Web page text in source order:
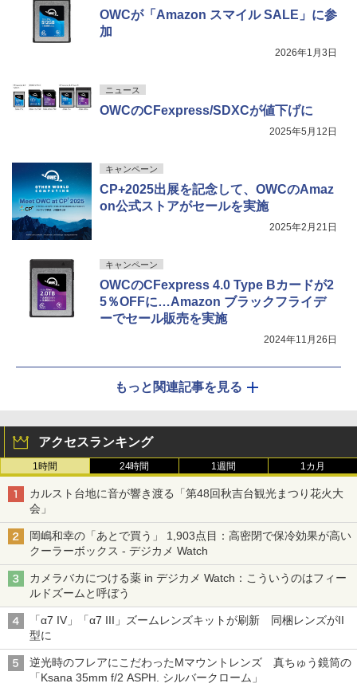
OWCが「Amazon スマイル SALE」に参
加
2026年1月3日
ニュース
OWCのCFexpress/SDXCが値下げに
2025年5月12日
キャンペーン
CP+2025出展を記念して、OWCのAmaz
on公式ストアがセールを実施
2025年2月21日
キャンペーン
OWCのCFexpress 4.0 Type Bカードが2
5％OFFに…Amazon ブラックフライデ
ーでセール販売を実施
2024年11月26日
もっと関連記事を見る
アクセスランキング
1時間 24時間 1週間 1カ月
カルスト台地に音が響き渡る「第48回秋吉台観光まつり花火大
会」
岡嶋和幸の「あとで買う」 1,903点目：高密閉で保冷効果が高い
クーラーボックス - デジカメ Watch
カメラバカにつける薬 in デジカメ Watch：こういうのはフィー
ルドズームと呼ぼう
「α7 IV」「α7 III」ズームレンズキットが刷新 同梱レンズがII
型に
逆光時のフレアにこだわったMマウントレンズ 真ちゅう鏡筒の
「Ksana 35mm f/2 ASPH. シルバークローム」